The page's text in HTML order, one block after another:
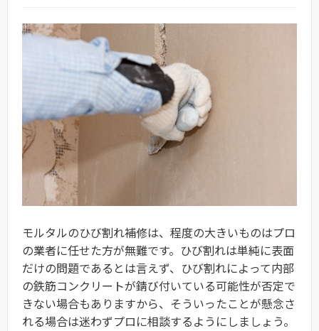
モルタルのひび割れ補修は、程度の大きいものはプロ
の業者に任せた方が無難です。ひび割れは単純に表面
だけの問題であるとは言えず、ひび割れによって内部
の鉄筋コンクリートが錆び付いている可能性が否定で
きない場合もありますから、そういったことが懸念さ
れる場合は迷わずプロに相談するようにしましょう。